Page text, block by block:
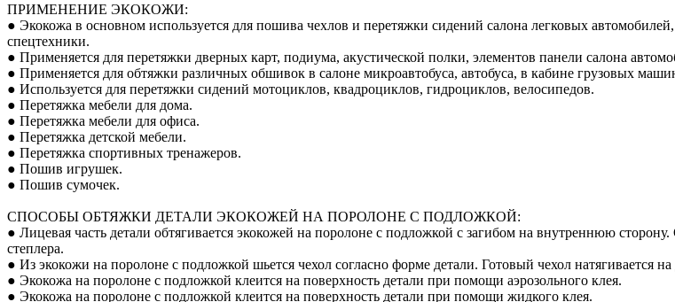
ПРИМЕНЕНИЕ ЭКОКОЖИ:
● Экокожа в основном используется для пошива чехлов и перетяжки сидений салона легковых
спецтехники.
● Применяется для перетяжки дверных карт, подиума, акустической полки, элементов панели салона
● Применяется для обтяжки различных обшивок в салоне микроавтобуса, автобуса, в кабине грузовых
● Используется для перетяжки сидений мотоциклов, квадроциклов, гидроциклов, велосипедов.
● Перетяжка мебели для дома.
● Перетяжка мебели для офиса.
● Перетяжка детской мебели.
● Перетяжка спортивных тренажеров.
● Пошив игрушек.
● Пошив сумочек.
СПОСОБЫ ОБТЯЖКИ ДЕТАЛИ ЭКОКОЖЕЙ НА ПОРОЛОНЕ С ПОДЛОЖКОЙ:
● Лицевая часть детали обтягивается экокожей на поролоне с подложкой с загибом на внутреннюю
степлера.
● Из экокожи на поролоне с подложкой шьется чехол согласно форме детали. Готовый чехол натягивается
● Экокожа на поролоне с подложкой клеится на поверхность детали при помощи аэрозольного клея.
● Экокожа на поролоне с подложкой клеится на поверхность детали при помощи жидкого клея.